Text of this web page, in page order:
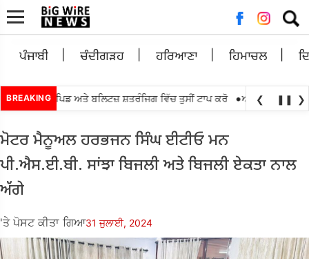
ਲਈ
ਖੋਜ:
ਪੰਜਾਬੀ ਚੰਦੀਗੜਹ ਹਰਿਆਣਾ ਹਿਮਾਚਲ
BREAKING
ਲੁਈਸ ਰੈਪਿਡ ਅਤੇ ਬਲਿਟਜ਼ ਸ਼ਤਰੰਜਿਗ ਵਿੱਚ ਤੁਸੀਂ ਟਾਪ ਕਰੋ • ਅੱਗੇ ਤਰਨ ਤਾਰਨ
❮ ❚❚ ❯
ਮੋਟਰ ਮੈਨੂਅਲ ਹਰਭਜਨ ਸਿੰਘ ਈਟੀਓ ਮਨ
ਪੀ.ਐਸ.ਈ.ਬੀ. ਸਾਂਝਾ ਬਿਜਲੀ ਅਤੇ ਬਿਜਲੀ ਏਕਤਾ ਨਾਲ
ਅੱਗੇ
'ਤੇ ਪੋਸਟ ਕੀਤਾ ਗਿਆ31 ਜੁਲਾਈ, 2024